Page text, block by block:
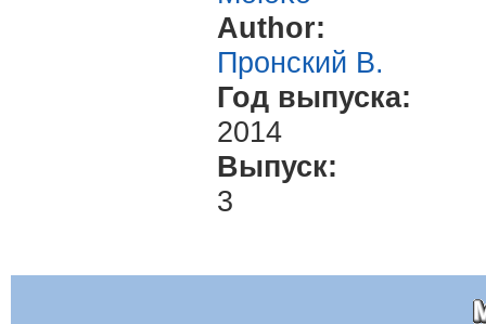
Author:
Пронский В.
Год выпуска:
2014
Выпуск:
3